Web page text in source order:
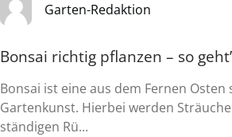
Garten-Redaktion
Bonsai richtig pflanzen – so
Bonsai ist eine aus dem Fernen Osten
Gartenkunst. Hierbei werden
ständigen Rü...